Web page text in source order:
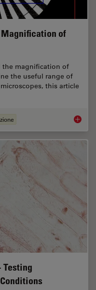
of
the magnification of
the useful range of
this article
Testing